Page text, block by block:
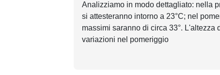
Analizziamo in modo dettagliato: nella
si attesteranno intorno a 23°C; nel
massimi saranno di circa 33°.
variazioni nel pomeriggio